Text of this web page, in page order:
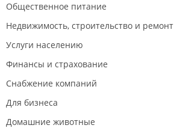
Общественное питание
Недвижимость, строительство и ремонт
Услуги населению
Финансы и страхование
Снабжение компаний
Для бизнеса
Домашние животные